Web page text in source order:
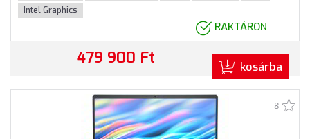
Intel Graphics
RAKTÁRON
479 900 Ft kosárba
8